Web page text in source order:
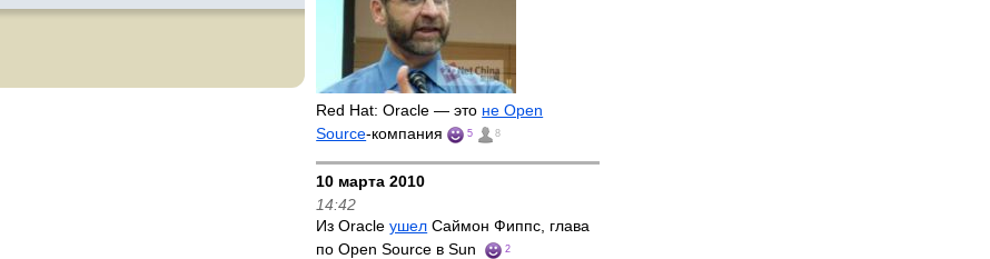
Red Hat: Oracle — это не Open
Source-компания 5 8
10 марта 2010
14:42
Из Oracleушел Саймон Фиппс, глава
по Open Source в Sun
2